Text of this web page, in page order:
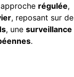
régulée,
, reposant sur de
, une surveillance
.